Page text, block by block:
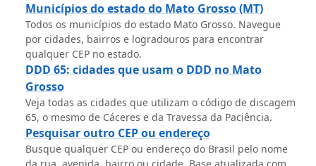
Municípios do estado do Mato Grosso (MT)
Todos os municípios do estado Mato Grosso. Navegue
por cidades, bairros e logradouros para encontrar
qualquer CEP no estado.
DDD 65: cidades que usam o DDD no Mato
Grosso
Veja todas as cidades que utilizam o código de discagem
65, o mesmo de Cáceres e da Travessa da Paciência.
Pesquisar outro CEP ou endereço
Busque qualquer CEP ou endereço do Brasil pelo nome